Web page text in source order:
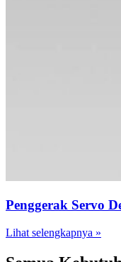
Penggerak Servo
Lihat selengkapnya »